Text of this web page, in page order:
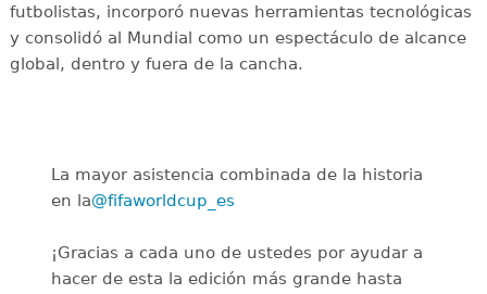
futbolistas, incorporó nuevas herramientas tecnológicas
y consolidó al Mundial como un espectáculo de alcance
global, dentro y fuera de la cancha.
La mayor asistencia combinada de la historia
en la@fifaworldcup_es
¡Gracias a cada uno de ustedes por ayudar a
hacer de esta la edición más grande hasta